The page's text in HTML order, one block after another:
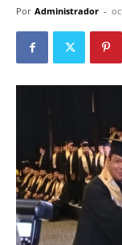
Por Administrador -